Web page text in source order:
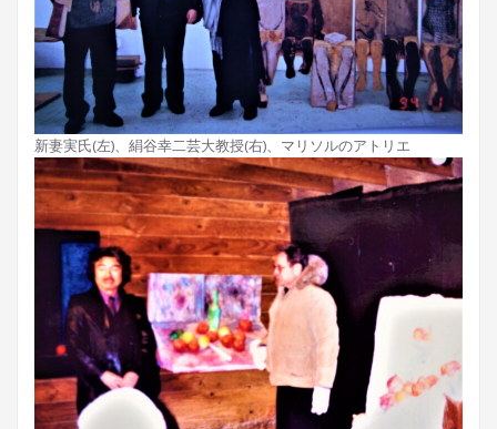
新妻実氏(左)、絹谷幸二芸大教授(右)、マリソルのアトリエ